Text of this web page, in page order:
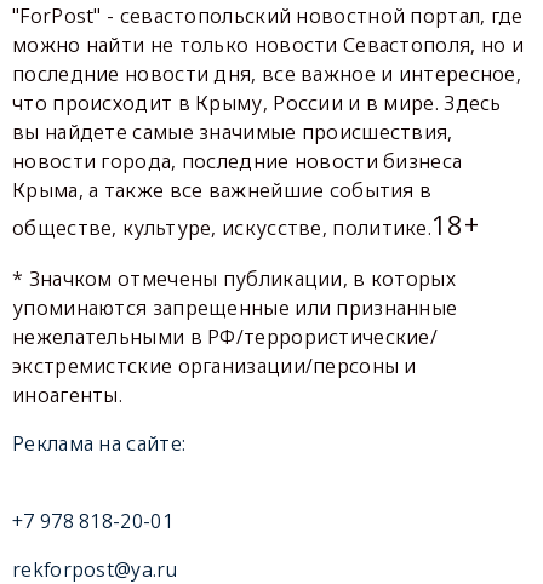
"ForPost" - севастопольский новостной портал, где
можно найти не только новости Севастополя, но и
последние новости дня, все важное и интересное,
что происходит в Крыму, России и в мире. Здесь
вы найдете самые значимые происшествия,
новости города, последние новости бизнеса
Крыма, а также все важнейшие события в
обществе, культуре, искусстве, политике.18+
* Значком отмечены публикации, в которых
упоминаются запрещенные или признанные
нежелательными в РФ/террористические/
экстремистские организации/персоны и
иноагенты.
Реклама на сайте:
+7 978 818-20-01
rekforpost@ya.ru